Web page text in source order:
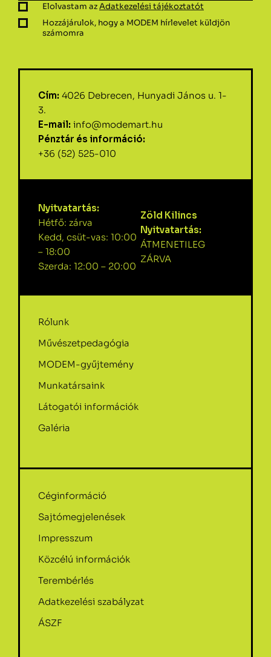
Elolvastam azAdatkezelési tájékoztatót
Hozzájárulok, hogy a MODEM hírlevelet küldjön
számomra
Cím: 4026 Debrecen, Hunyadi János u. 1-
3.
E-mail: info@modemart.hu
Pénztár és információ:
+36 (52) 525-010
Nyitvatartás:
Hétfő: zárva
Kedd, csüt-vas: 10:00
– 18:00
Szerda: 12:00 – 20:00
Zöld Kilincs
Nyitvatartás:
ÁTMENETILEG
ZÁRVA
Rólunk
Művészetpedagógia
MODEM-gyűjtemény
Munkatársaink
Látogatói információk
Galéria
Céginformáció
Sajtómegjelenések
Impresszum
Közcélú információk
Terembérlés
Adatkezelési szabályzat
ÁSZF